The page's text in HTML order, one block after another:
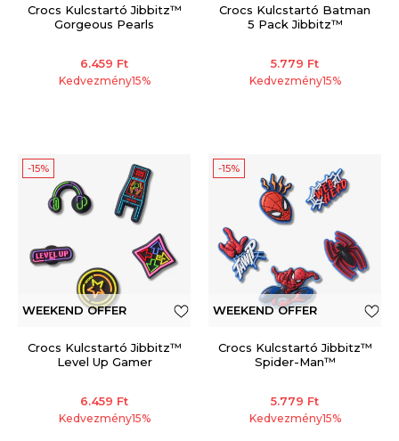
Crocs Kulcstartó Jibbitz™
Gorgeous Pearls
6.459 Ft
Kedvezmény15%
Crocs Kulcstartó Batman
5 Pack Jibbitz™
5.779 Ft
Kedvezmény15%
-15%
WEEKEND OFFER
Crocs Kulcstartó Jibbitz™
Level Up Gamer
6.459 Ft
Kedvezmény15%
-15%
WEEKEND OFFER
Crocs Kulcstartó Jibbitz™
Spider-Man™
5.779 Ft
Kedvezmény15%